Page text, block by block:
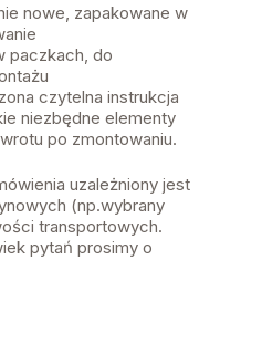
nowe, zapakowane w
paczkach, do
czytelna instrukcja
niezbędne elementy
po zmontowaniu.
uzależniony jest
(np.wybrany
transportowych.
pytań prosimy o